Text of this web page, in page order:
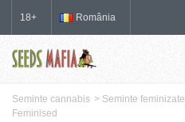
18+ România
Seminte cannabis > Seminte feminizate
Feminised